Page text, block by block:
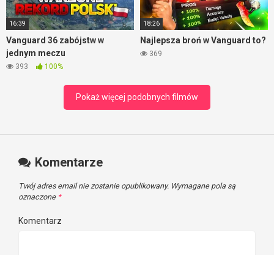
16:39
Vanguard 36 zabójstw w
jednym meczu
393 100%
18:26
Najlepsza broń w Vanguard to?
369
Pokaż więcej podobnych filmów
Komentarze
Twój adres email nie zostanie opublikowany. Wymagane pola są
oznaczone *
Komentarz